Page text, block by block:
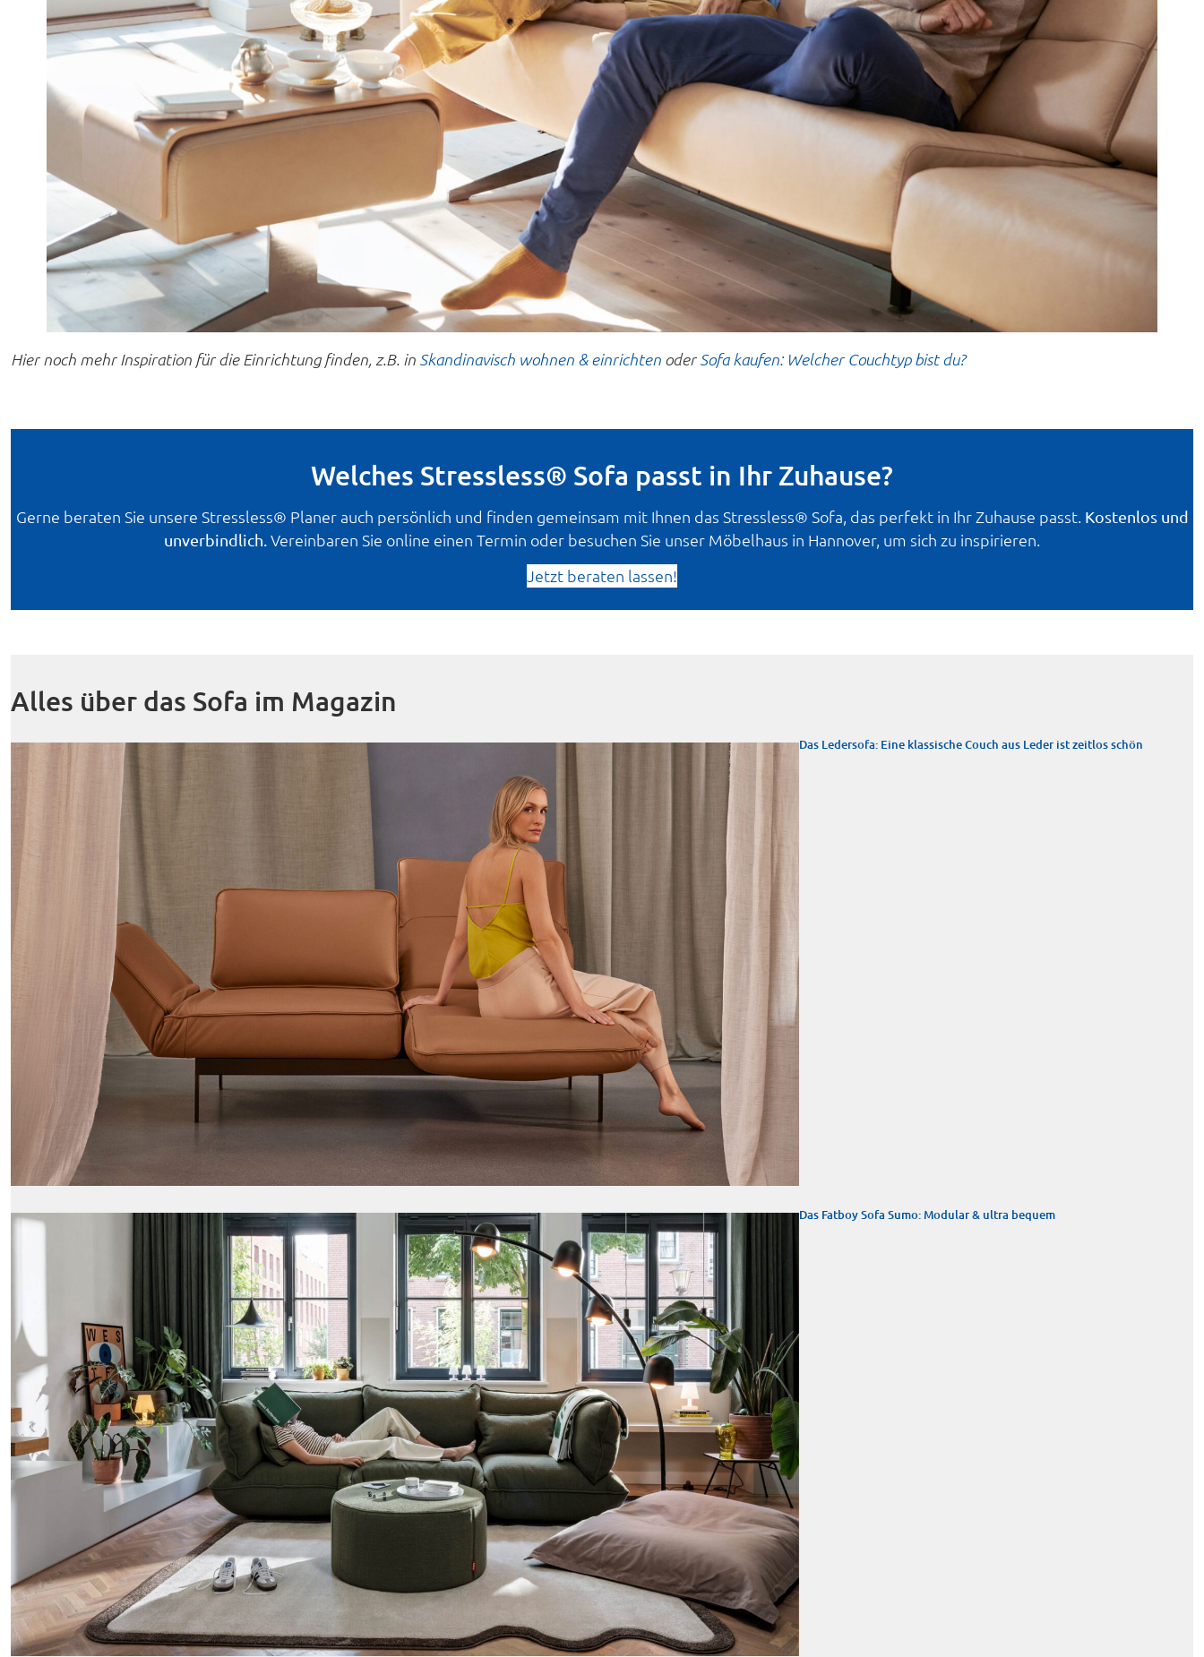
Hier noch mehr Inspiration für die Einrichtung finden, z.B. in Skandinavisch wohnen & einrichten oderSofa kaufen: Welcher Couchtyp bist du?
Welches Stressless® Sofa passt in Ihr Zuhause?
Gerne beraten Sie unsere Stressless® Planer auch persönlich und finden gemeinsam mit Ihnen das Stressless® Sofa, das perfekt in Ihr Zuhause passt. Kostenlos und
unverbindlich. Vereinbaren Sie online einen Termin oder besuchen Sie unser Möbelhaus in Hannover, um sich zu inspirieren.
Jetzt beraten lassen!
Alles über das Sofa im Magazin
Das Ledersofa: Eine klassische Couch aus Leder ist zeitlos schön
Das Fatboy Sofa Sumo: Modular & ultra bequem